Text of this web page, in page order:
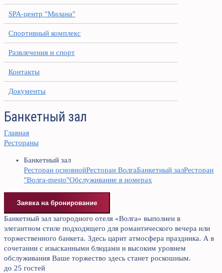
SPA-центр "Милана"
Спортивный комплекс
Развлечения и спорт
Контакты
Документы
Банкетный зал
Главная
Рестораны
Банкетный зал
Ресторан основнойРесторан ВолгаБанкетный залРесторан
"Волга-mesto"Обслуживание в номерах
Заявка на бронирование
Банкетный зал загородного отеля «Волга» выполнен в
элегантном стиле подходящего для романтического вечера или
торжественного банкета. Здесь царит атмосфера праздника. А в
сочетании с изысканными блюдами и высоким уровнем
обслуживания Ваше торжество здесь станет роскошным.
до 25 гостей